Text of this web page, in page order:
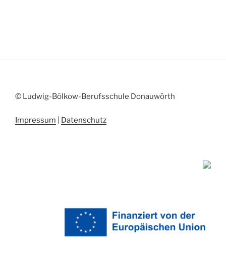
© Ludwig-Bölkow-Berufsschule Donauwörth
Impressum Datenschutz